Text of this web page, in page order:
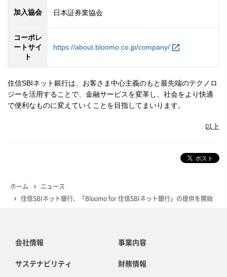
加入協会 日本証券業協会
コーポレ
ートサイ
ト
https://about.bloomo.co.jp/company/
住信SBIネット銀行は、お客さま中心主義のもと最先端のテクノロ
ジーを活用することで、金融サービスを変革し、社会をより快適
で便利なものに変えていくことを目指してまいります。
以上
ホーム
ニュース
住信SBIネット銀行、「Bloomo for 住信SBIネット銀行」の提供を開始
会社情報 事業内容
サステナビリティ 財務情報